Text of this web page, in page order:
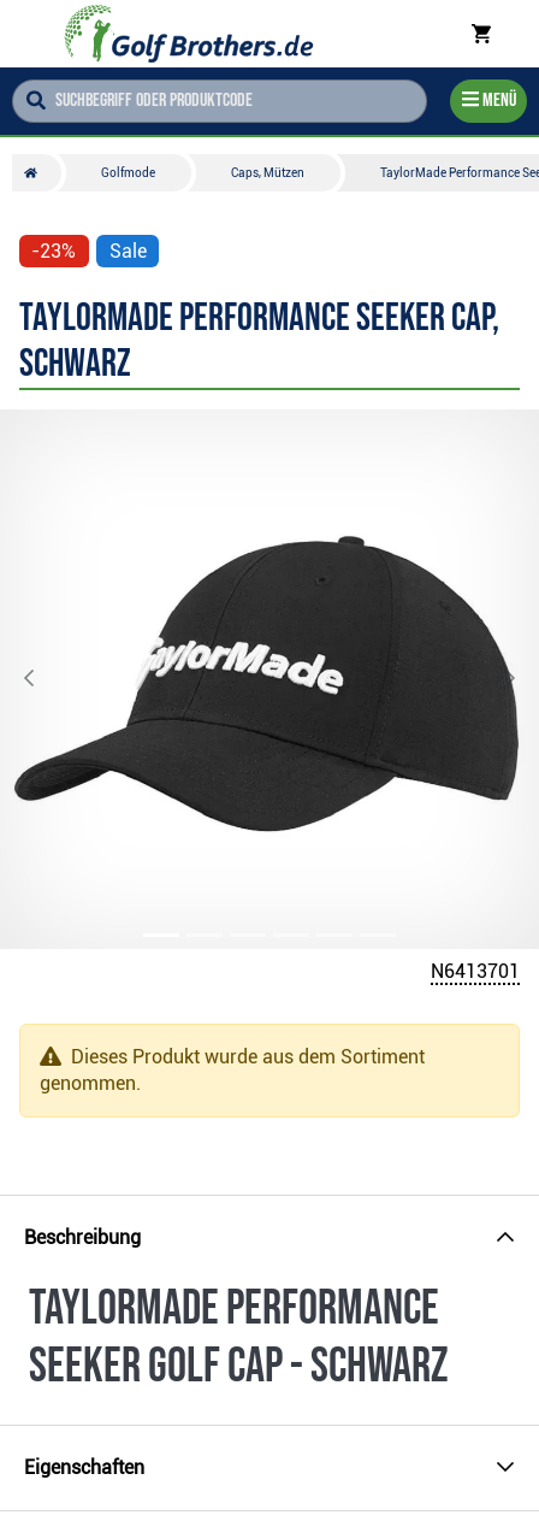
Menü
Golfmode Caps, Mützen TaylorMade Performance
-23% Sale
TaylorMade Performance Seeker Cap,
schwarz
N6413701
Dieses Produkt wurde aus dem Sortiment
genommen.
Beschreibung
TaylorMade Performance
Seeker Golf Cap - schwarz
Eigenschaften